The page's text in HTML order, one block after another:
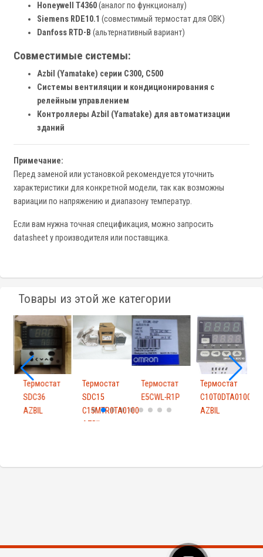
Honeywell T4360(аналог по функционалу)
Siemens RDE10.1 (совместимый термостат для ОВК)
Danfoss RTD-B (альтернативный вариант)
Совместимые системы:
Azbil (Yamatake) серии C300, C500
Системы вентиляции и кондиционирования с
релейным управлением
Контроллеры Azbil (Yamatake) для автоматизации
зданий
Примечание:
Перед заменой или установкой рекомендуется уточнить
характеристики для конкретной модели, так как возможны
вариации по напряжению и диапазону температур.
Если вам нужна точная спецификация, можно запросить
datasheet у производителя или поставщика.
Товары из этой же категории
Термостат
SDC36
AZBIL
Термостат
SDC15
C15MTR0TA0100
AZBIL
Термостат
E5CWL-R1P
Термостат
C10T0DTA0100
AZBIL